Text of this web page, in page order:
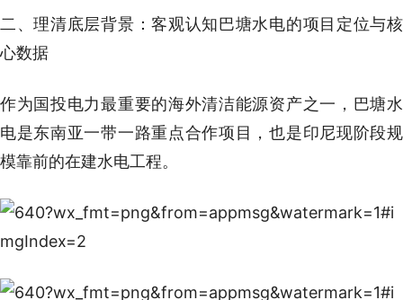
二、理清底层背景：客观认知巴塘水电的项目定位与核
心数据
作为国投电力最重要的海外清洁能源资产之一，巴塘水
电是东南亚一带一路重点合作项目，也是印尼现阶段规
模靠前的在建水电工程。